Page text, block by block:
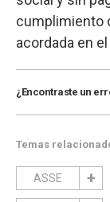
cumplimiento
acordada en
¿Encontraste un
Temas
ASSE